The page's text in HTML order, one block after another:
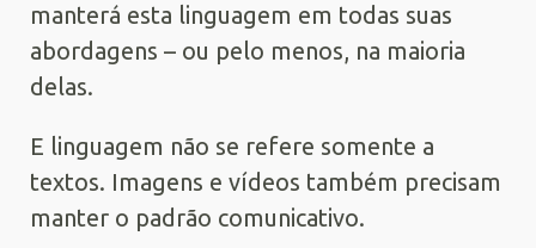
manterá esta linguagem em todas suas
abordagens – ou pelo menos, na maioria
delas.
E linguagem não se refere somente a
textos. Imagens e vídeos também precisam
manter o padrão comunicativo.